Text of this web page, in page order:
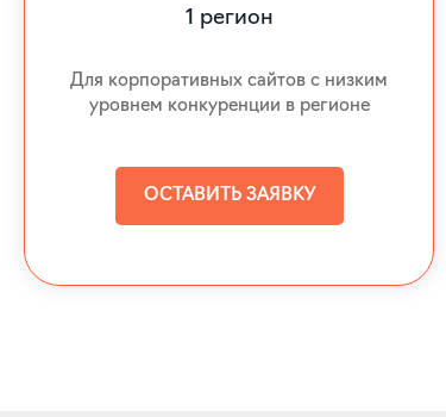
1 регион
Для корпоративных сайтов с низким
уровнем конкуренции в регионе
ОСТАВИТЬ ЗАЯВКУ